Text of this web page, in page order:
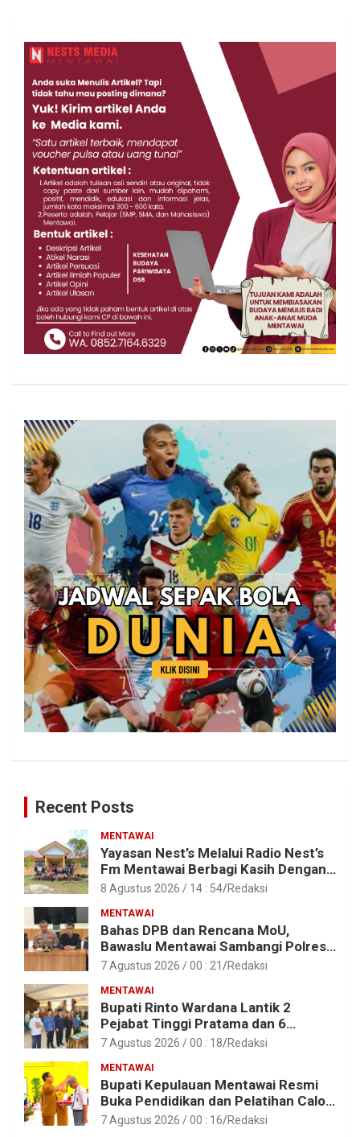
Recent Posts
MENTAWAI
Yayasan Nest’s Melalui Radio Nest’s
Fm Mentawai Berbagi Kasih Dengan
Anak – Anak Asrama SMAN 2 Sipora
8 Agustus 2026 / 14 : 54 Redaksi
MENTAWAI
Bahas DPB dan Rencana MoU,
Bawaslu Mentawai Sambangi Polres
Mentawai
7 Agustus 2026 / 00 : 21 Redaksi
MENTAWAI
Bupati Rinto Wardana Lantik 2
Pejabat Tinggi Pratama dan 6
Pejabat Fungsional di Lingkungan
7 Agustus 2026 / 00 : 18 Redaksi
MENTAWAI
Bupati Kepulauan Mentawai Resmi
Buka Pendidikan dan Pelatihan Calon
Paskibraka Tahun 2026
7 Agustus 2026 / 00 : 16 Redaksi